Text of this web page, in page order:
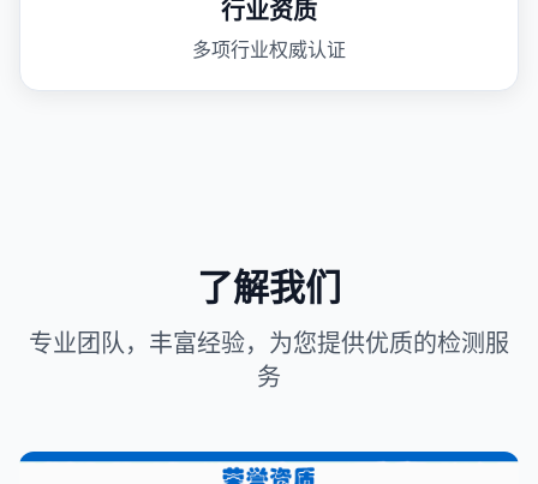
行业资质
多项行业权威认证
了解我们
专业团队，丰富经验，为您提供优质的检测服
务